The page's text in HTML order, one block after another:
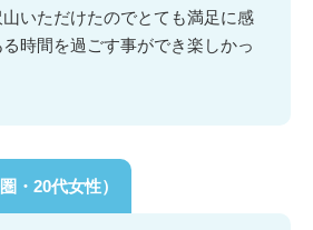
いただけたのでとても満足に感
時間を過ごす事ができ楽しかっ
・20代女性）